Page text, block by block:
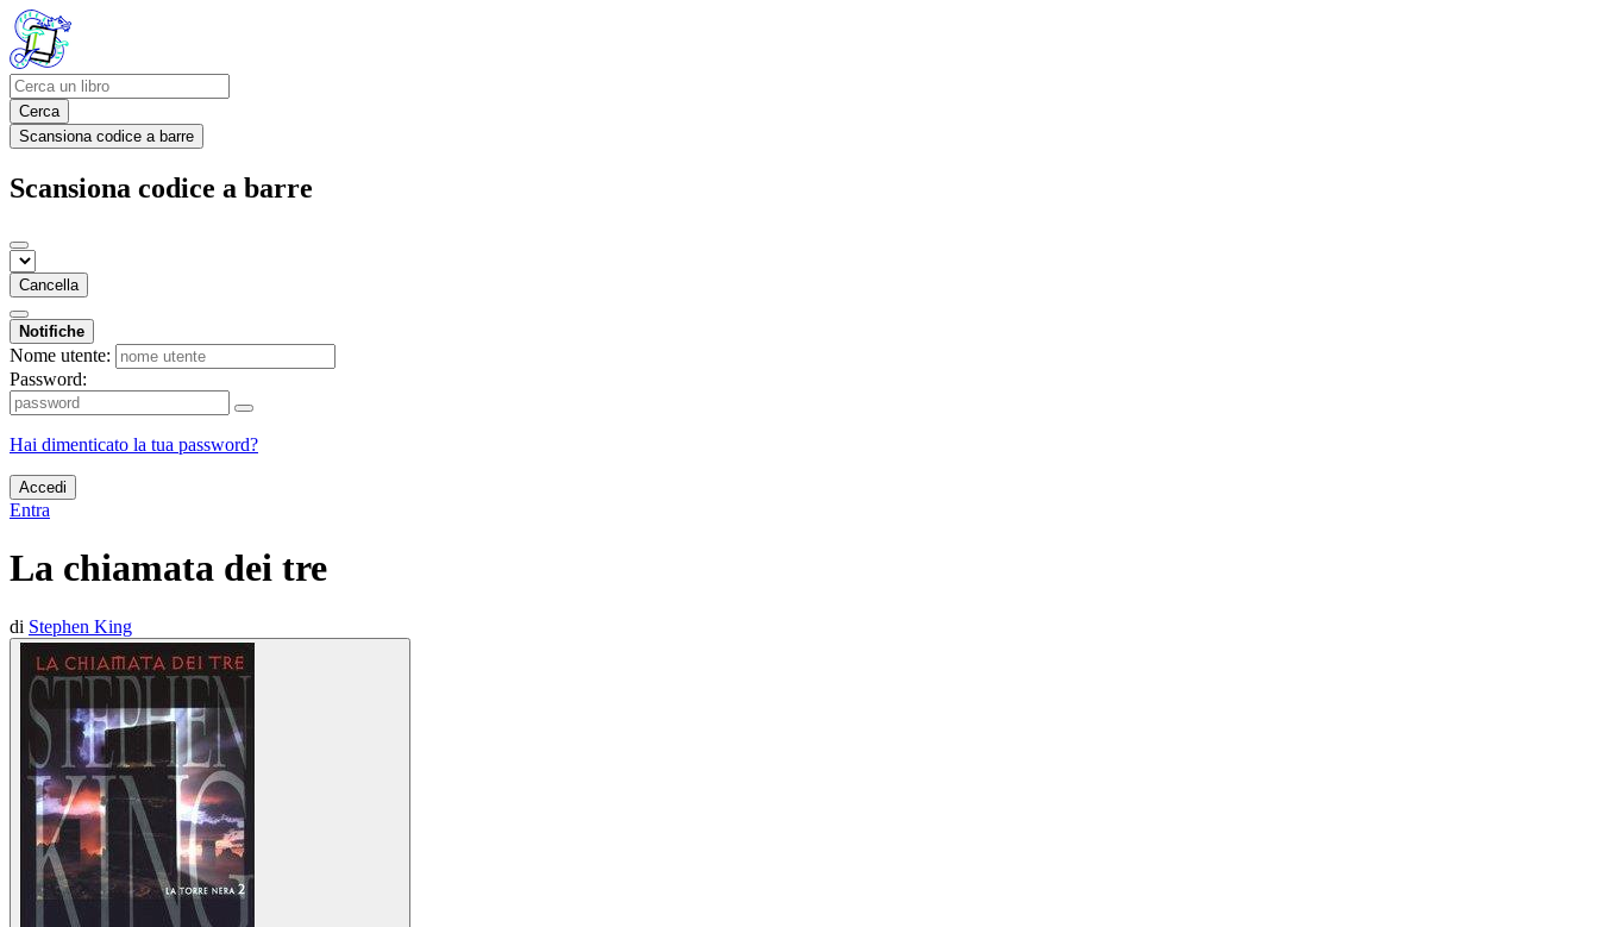
Cerca
Scansiona codice a barre
Scansiona codice a barre
Cancella
Notifiche
Nome utente:
Password:
Hai dimenticato la tua password?
Accedi
Entra
La chiamata dei tre
di Stephen King